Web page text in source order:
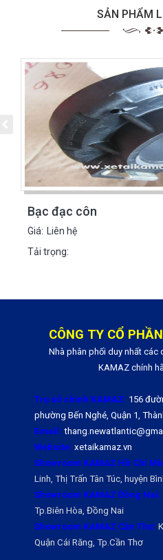
SẢN PHẨM
Bạc đạc côn
Giá:
Liên hệ
Tải trọng:
CÔNG TY CỔ
Nhà phân phối duy nhất các
KAMAZ chính
Trụ sở chính KAMAZ: 156
phường Bến Nghé, Quận 1,
Email:
Website: xetaikamaz.vn
Showroom KAMAZ Hồ Chí
Linh, Thị Trấn Tân Túc, huyện
Showroom KAMAZ Đồng Nai:
Tp.Biên Hòa, Đồng Nai
Showroom KAMAZ Cần Thơ:
Quận Cái Răng, Tp.Cần Thơ